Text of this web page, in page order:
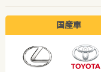
国産車